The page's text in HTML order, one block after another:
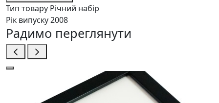
Тип товару Річний набір
Рік випуску2008
Радимо переглянути